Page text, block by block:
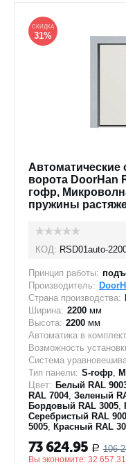
СКИДКА
31%
ворота DoorHan
гофр,
пружины
КОД: RSD01auto-
Принцип работы:
Производитель:
Страна производства:
Ширина: 2200 мм
Высота: 2200 мм
Автоматика в
Возможность
Система
Тип панели: S-гофр,
Цвет: Белый RAL
RAL 7004, Зеленый
Бордовый RAL 3005,
Серебристый RAL
5005, Красный RAL
73 624.95 Р 106
Вы экономите: 32 657.31